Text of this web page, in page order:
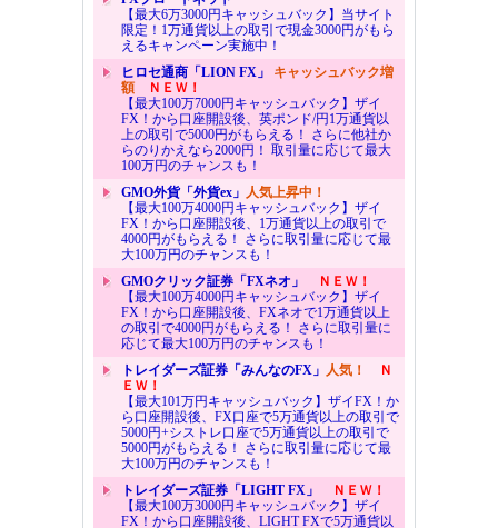
【最大6万3000円キャッシュバック】当サイト
限定！1万通貨以上の取引で現金3000円がもら
えるキャンペーン実施中！
ヒロセ通商「LION FX」 キャッシュバック増
額ＮＥＷ！
【最大100万7000円キャッシュバック】ザイ
FX！から口座開設後、英ポンド/円1万通貨以
上の取引で5000円がもらえる！ さらに他社か
らのりかえなら2000円！ 取引量に応じて最大
100万円のチャンスも！
GMO外貨「外貨ex」 人気上昇中！
【最大100万4000円キャッシュバック】ザイ
FX！から口座開設後、1万通貨以上の取引で
4000円がもらえる！ さらに取引量に応じて最
大100万円のチャンスも！
GMOクリック証券「FXネオ」
ＮＥＷ！
【最大100万4000円キャッシュバック】ザイ
FX！から口座開設後、FXネオで1万通貨以上
の取引で4000円がもらえる！ さらに取引量に
応じて最大100万円のチャンスも！
トレイダーズ証券「みんなのFX」 人気！
Ｎ
ＥＷ！
【最大101万円キャッシュバック】ザイFX！か
ら口座開設後、FX口座で5万通貨以上の取引で
5000円+シストレ口座で5万通貨以上の取引で
5000円がもらえる！ さらに取引量に応じて最
大100万円のチャンスも！
トレイダーズ証券「LIGHT FX」
ＮＥＷ！
【最大100万3000円キャッシュバック】ザイ
FX！から口座開設後、LIGHT FXで5万通貨以